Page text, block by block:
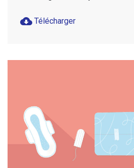
cloud_download Télécharger